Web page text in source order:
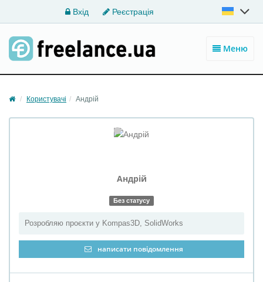
Вхід Реєстрація
Меню
Користувачі Андрій
Андрій
Без статусу
Розробляю проєкти у Kompas3D, SolidWorks
написати повідомлення